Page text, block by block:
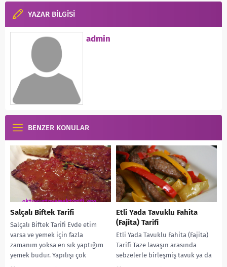
YAZAR BİLGİSİ
admin
BENZER KONULAR
Salçalı Biftek Tarifi
Salçalı Biftek Tarifi Evde etim
varsa ve yemek için fazla
zamanım yoksa en sık yaptığım
yemek budur. Yapılışı çok
pratiktir...
Etli Yada Tavuklu Fahita
(Fajita) Tarifi
Etli Yada Tavuklu Fahita (Fajita)
Tarifi Taze lavaşın arasında
sebzelerle birleşmiş tavuk ya da
dana eti… Emin olun tadı enfes....